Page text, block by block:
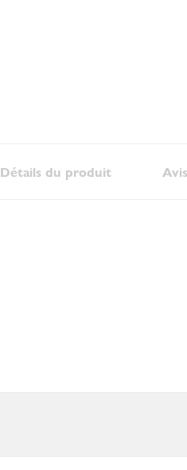
Détails du produit Avis